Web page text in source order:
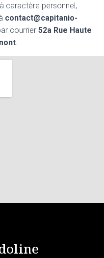
caractère personnel,
contact@capitanio-
courrier 52a Rue Haute